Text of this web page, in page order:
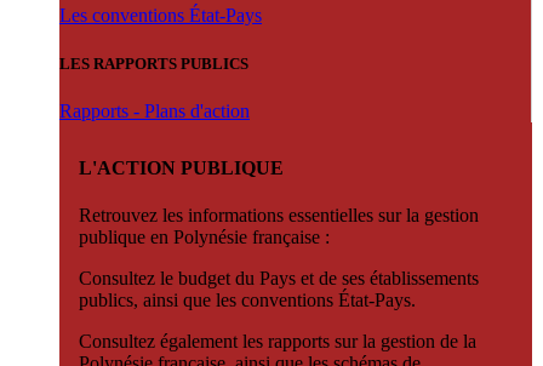
Les conventions État-Pays
LES RAPPORTS PUBLICS
Rapports - Plans d'action
L'ACTION PUBLIQUE
Retrouvez les informations essentielles sur la gestion
publique en Polynésie française :
Consultez le budget du Pays et de ses établissements
publics, ainsi que les conventions État-Pays.
Consultez également les rapports sur la gestion de la